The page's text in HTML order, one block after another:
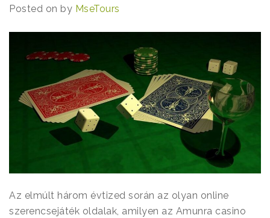
Posted on by MseTours
Az elmúlt három évtized során az olyan online
szerencsejáték oldalak, amilyen az Amunra casino